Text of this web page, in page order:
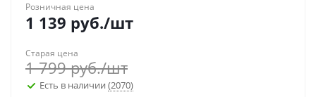
Розничная цена
1 139 руб./шт
Старая цена
1 799руб./шт
Есть в наличии (2070)